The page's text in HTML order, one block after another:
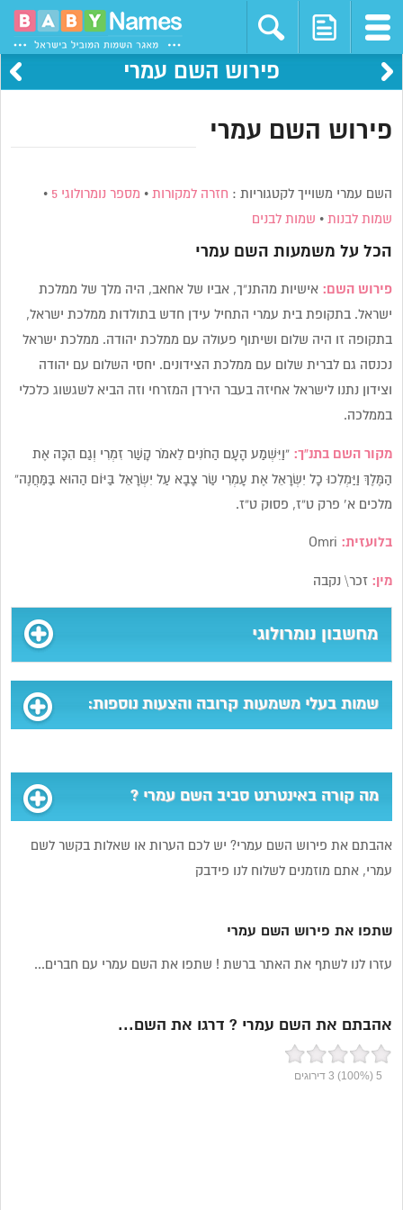
פירוש השם עמרי
פירוש השם עמרי
השם עמרי משוייך לקטגוריות : חזרה למקורות • מספר נומרולוגי 5 •
שמות לבנות • שמות לבנים
הכל על משמעות השם עמרי
פירוש השם: אישיות מהתנ”ך, אביו של אחאב, היה מלך של ממלכת
ישראל. בתקופת בית עמרי התחיל עידן חדש בתולדות ממלכת ישראל,
בתקופה זו היה שלום ושיתוף פעולה עם ממלכת יהודה. ממלכת ישראל
נכנסה גם לברית שלום עם ממלכת הצידונים. יחסי השלום עם יהודה
וצידון נתנו לישראל אחיזה בעבר הירדן המזרחי וזה הביא לשגשוג כלכלי
בממלכה.
מקור השם בתנ”ך: “וַיִּשְׁמַע הָעָם הַחֹנִים לֵאמֹר קָשַׁר זִמְרִי וְגַם הִכָּה אֶת
הַמֶּלֶךְ וַיַּמְלִכוּ כָל יִשְׂרָאֵל אֶת עָמְרִי שַׂר צָבָא עַל יִשְׂרָאֵל בַּיּוֹם הַהוּא בַּמַּחֲנֶה”
מלכים א’ פרק ט”ז, פסוק ט”ז.
בלועזית:
מין: זכר\ נקבה
מחשבון נומרולוגי
שמות בעלי משמעות קרובה והצעות נוספות:
מה קורה באינטרנט סביב השם עמרי ?
אהבתם את פירוש השם עמרי? יש לכם הערות או שאלות בקשר לשם
עמרי, אתם מוזמנים לשלוח לנו פידבק
שתפו את פירוש השם עמרי
עזרו לנו לשתף את האתר ברשת ! שתפו את השם עמרי עם חברים...
אהבתם את השם עמרי ? דרגו את השם...
5
(100%)
3 דירוגים